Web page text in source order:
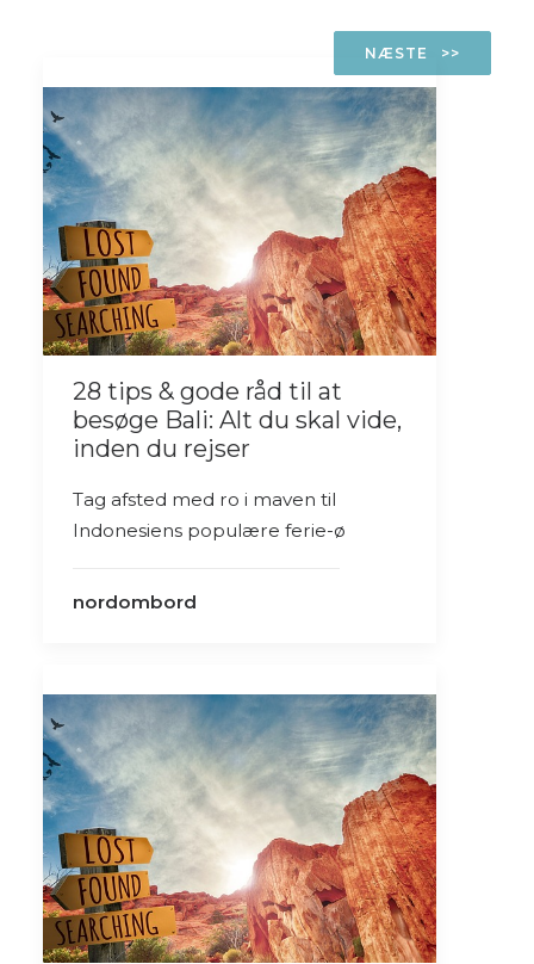
NÆSTE
28 tips & gode råd til at
besøge Bali: Alt du skal vide,
inden du rejser
Tag afsted med ro i maven til
Indonesiens populære ferie-ø
nordombord